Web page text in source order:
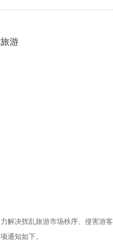
游
解决扰乱旅游市场秩序、侵害游客
通知如下。